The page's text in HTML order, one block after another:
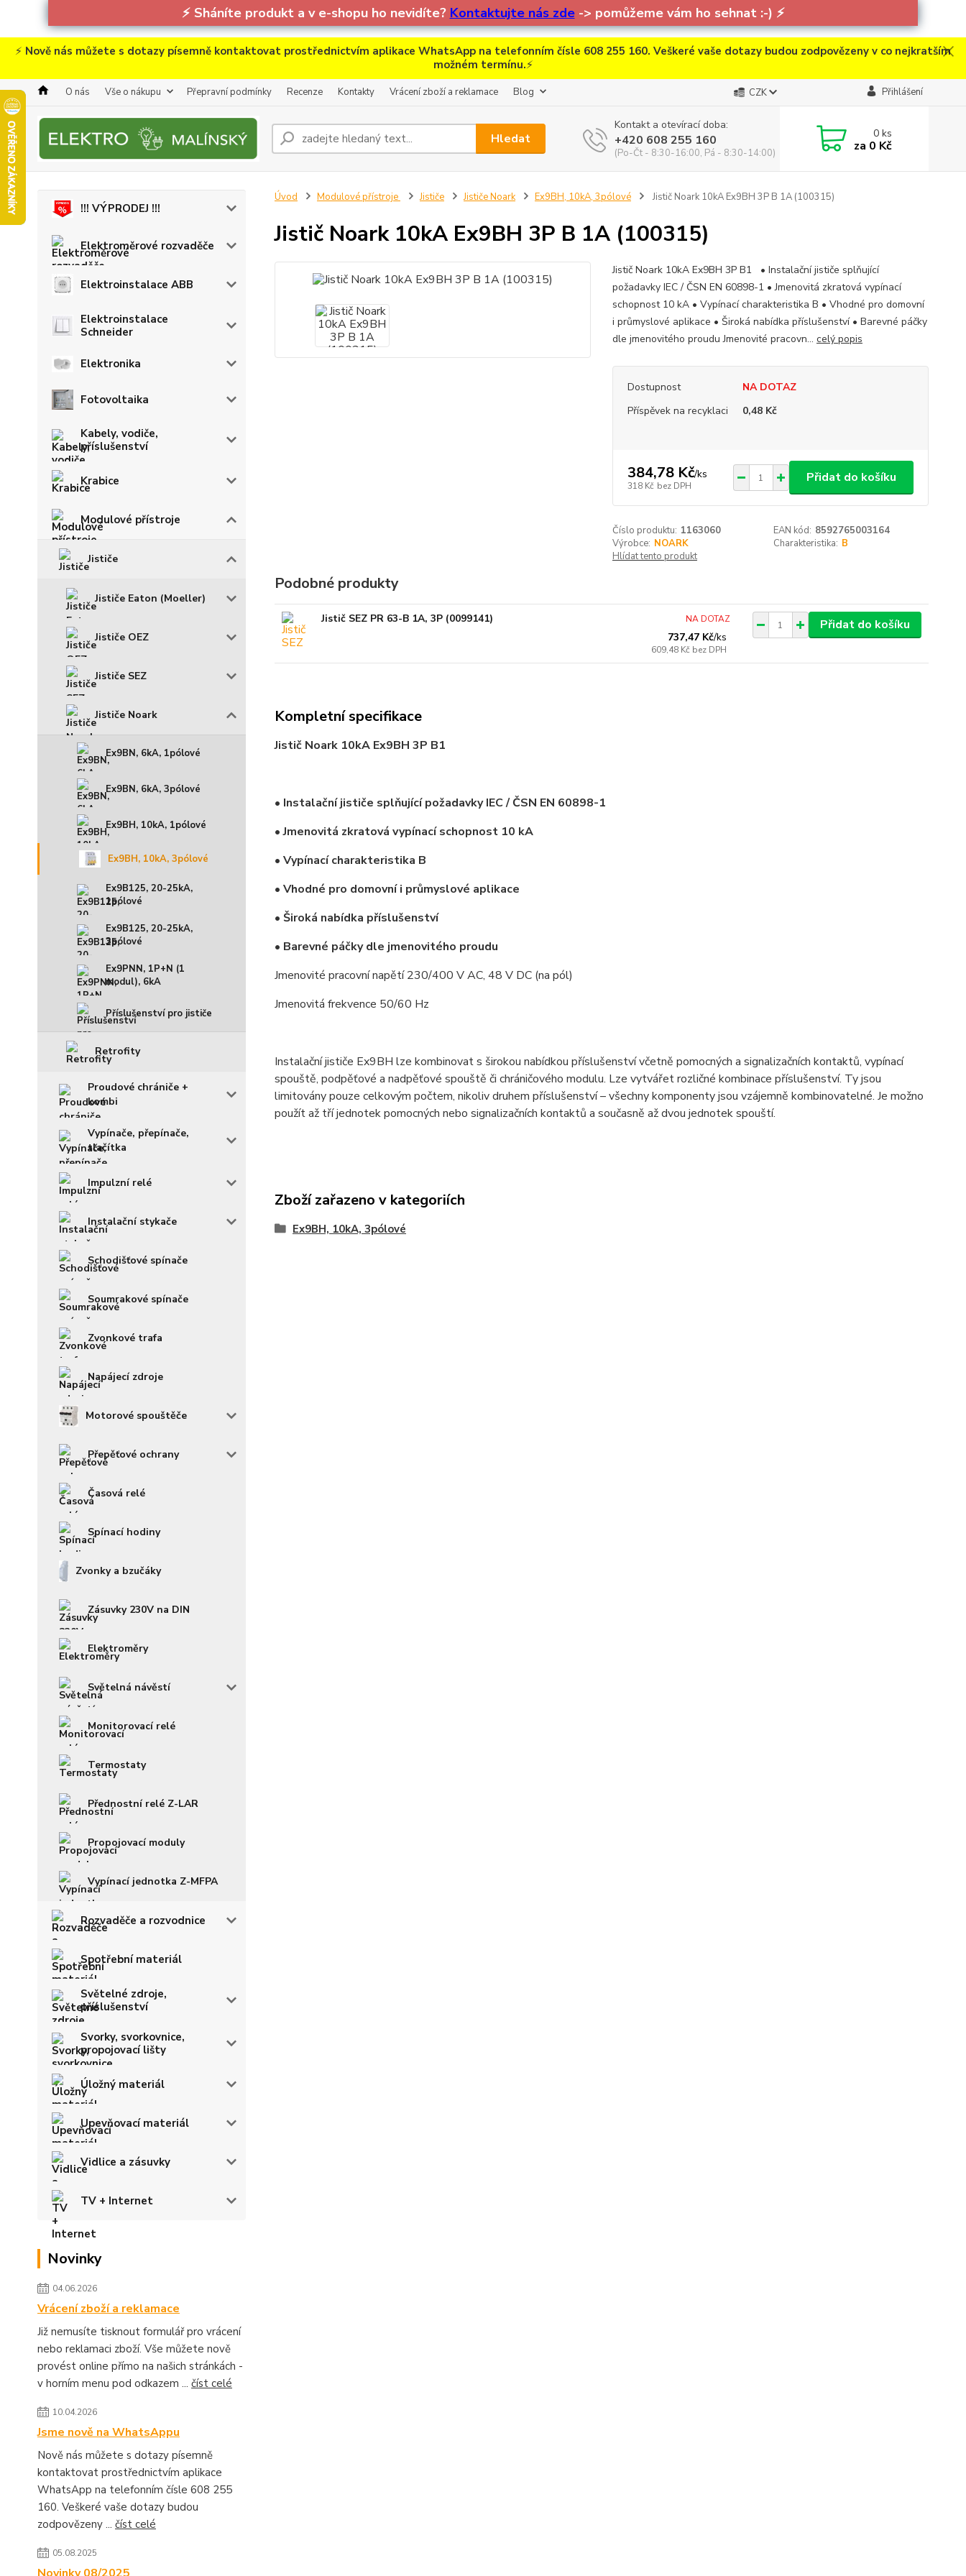
⚡ Sháníte produkt a v e-shopu ho nevidíte? Kontaktujte nás zde-> pomůžeme vám ho sehnat :-) ⚡
⚡ Nově nás můžete s dotazy písemně kontaktovat prostřednictvím aplikace WhatsApp na telefonním čísle 608 255 160. Veškeré vaše dotazy budou zodpovězeny v co nejkratším
možném termínu.⚡
O nás Vše o nákupu Přepravní podmínky Recenze Kontakty Vrácení zboží a reklamace Blog CZK Přihlášení
Hledat
Kontakt a otevírací doba:
+420 608 255 160
(Po-Čt - 8:30-16:00, Pá - 8:30-14:00)
0ks
za 0 Kč
!!! VÝPRODEJ !!!
Elektroměrové rozvaděče
Elektroinstalace ABB
Elektroinstalace
Schneider
Elektronika
Fotovoltaika
Kabely, vodiče,
příslušenství
Krabice
Modulové přístroje
Jističe
Jističe Eaton (Moeller)
Jističe OEZ
Jističe SEZ
Jističe Noark
Ex9BN, 6kA, 1pólové
Ex9BN, 6kA, 3pólové
Ex9BH, 10kA, 1pólové
Ex9BH, 10kA, 3pólové
Ex9B125, 20-25kA,
1pólové
Ex9B125, 20-25kA,
3pólové
Ex9PNN, 1P+N (1
modul), 6kA
Příslušenství pro jističe
Retrofity
Proudové chrániče +
kombi
Vypínače, přepínače,
tlačítka
Impulzní relé
Instalační stykače
Schodišťové spínače
Soumrakové spínače
Zvonkové trafa
Napájecí zdroje
Motorové spouštěče
Přepěťové ochrany
Časová relé
Spínací hodiny
Zvonky a bzučáky
Zásuvky 230V na DIN
Elektroměry
Světelná návěstí
Monitorovací relé
Termostaty
Přednostní relé Z-LAR
Propojovací moduly
Vypínací jednotka Z-MFPA
Rozvaděče a rozvodnice
Spotřební materiál
Světelné zdroje,
příslušenství
Svorky, svorkovnice,
propojovací lišty
Úložný materiál
Upevňovací materiál
Vidlice a zásuvky
TV + Internet
Novinky
04.06.2026
Vrácení zboží a reklamace
Již nemusíte tisknout formulář pro vrácení
nebo reklamaci zboží. Vše můžete nově
provést online přímo na našich stránkách -
v horním menu pod odkazem ... číst celé
10.04.2026
Jsme nově na WhatsAppu
Nově nás můžete s dotazy písemně
kontaktovat prostřednictvím aplikace
WhatsApp na telefonním čísle 608 255
160. Veškeré vaše dotazy budou
zodpovězeny ... číst celé
05.08.2025
Novinky 08/2025
Úvod Modulové přístroje Jističe Jističe Noark Ex9BH, 10kA, 3pólové Jistič Noark 10kA Ex9BH 3P B 1A (100315)
Jistič Noark 10kA Ex9BH 3P B 1A (100315)
Jistič Noark 10kA Ex9BH 3P B1 • Instalační jističe splňující
požadavky IEC / ČSN EN 60898-1 • Jmenovitá zkratová vypínací
schopnost 10 kA • Vypínací charakteristika B • Vhodné pro domovní
i průmyslové aplikace • Široká nabídka příslušenství • Barevné páčky
dle jmenovitého proudu Jmenovité pracovn... celý popis
Dostupnost
NA DOTAZ
Příspěvek na recyklaci
0,48 Kč
384,78 Kč/ks
318 Kč bez DPH
Přidat do košíku
Číslo produktu: 1163060 EAN kód: 8592765003164
Výrobce: NOARK Charakteristika: B
Hlídat tento produkt
Podobné produkty
Jistič SEZ PR 63-B 1A, 3P (0099141)
737,47 Kč/ks
609,48 Kč bez DPH
NA DOTAZ Přidat do košíku
Kompletní specifikace
Jistič Noark 10kA Ex9BH 3P B1
• Instalační jističe splňující požadavky IEC / ČSN EN 60898-1
• Jmenovitá zkratová vypínací schopnost 10 kA
• Vypínací charakteristika B
• Vhodné pro domovní i průmyslové aplikace
• Široká nabídka příslušenství
• Barevné páčky dle jmenovitého proudu
Jmenovité pracovní napětí 230/400 V AC, 48 V DC (na pól)
Jmenovitá frekvence 50/60 Hz
Instalační jističe Ex9BH lze kombinovat s širokou nabídkou příslušenství včetně pomocných a signalizačních kontaktů, vypínací
spouště, podpěťové a nadpěťové spouště či chráničového modulu. Lze vytvářet rozličné kombinace příslušenství. Ty jsou
limitovány pouze celkovým počtem, nikoliv druhem příslušenství – všechny komponenty jsou vzájemně kombinovatelné. Je možno
použít až tří jednotek pomocných nebo signalizačních kontaktů a současně až dvou jednotek spouští.
Zboží zařazeno v kategoriích
Ex9BH, 10kA, 3pólové